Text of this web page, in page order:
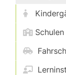
Schulen